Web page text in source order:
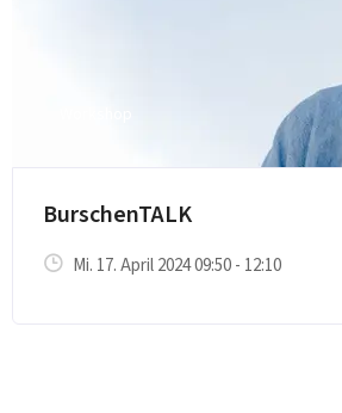
BurschenTALK
Mi. 17. April 2024 09:50 - 12:10